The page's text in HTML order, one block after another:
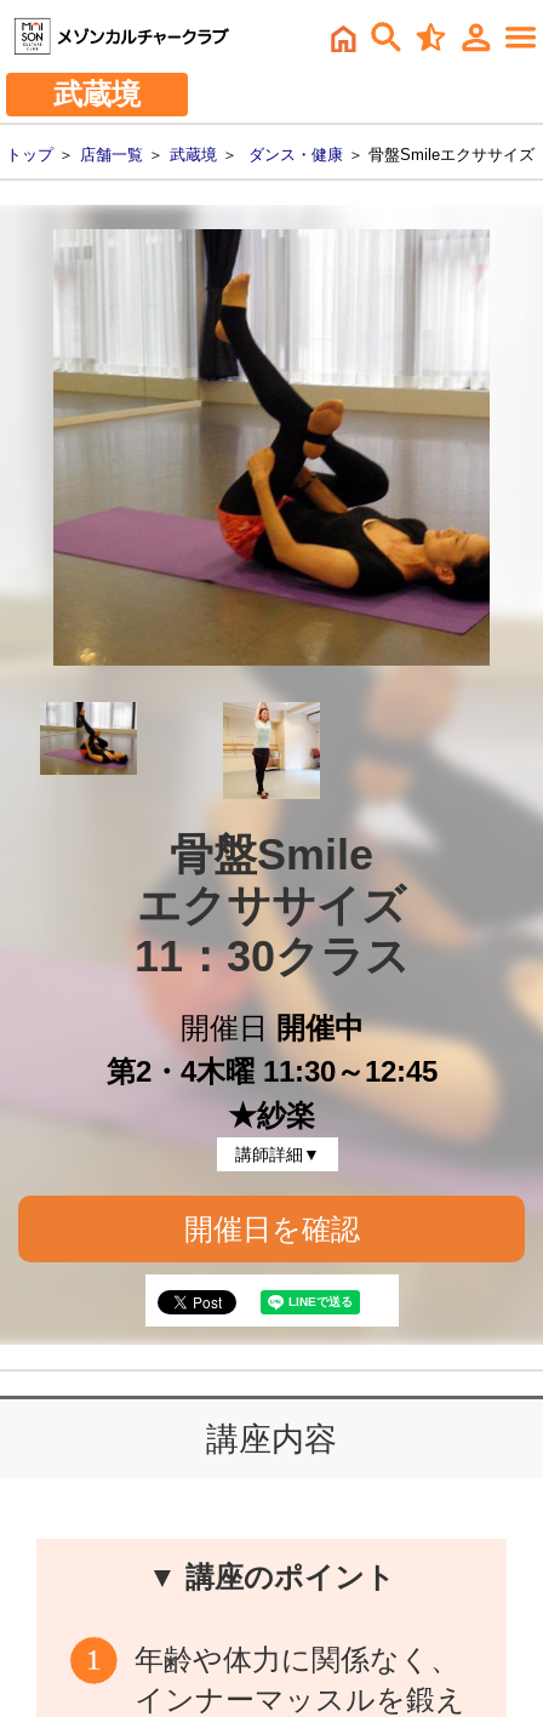
武蔵境
トップ＞ 店舗一覧 ＞ 武蔵境 ＞ ダンス・健康 ＞ 骨盤Smileエクササイズ
骨盤Smile
エクササイズ
11：30クラス
開催日
開催中
第2・4木曜 11:30～12:45
★紗楽
講師詳細▼
開催日を確認
講座内容
▼ 講座のポイント
年齢や体力に関係なく、
インナーマッスルを鍛え